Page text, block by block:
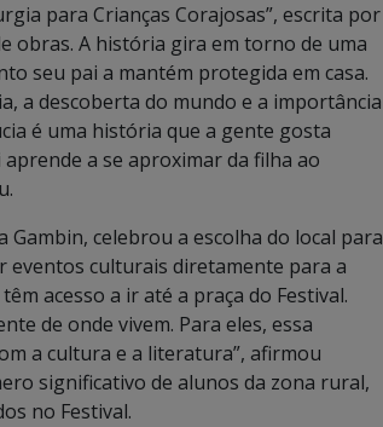
para Crianças Corajosas”, escrita por
obras. A história gira em torno de uma
seu pai a mantém protegida em casa.
a descoberta do mundo e a importância
é uma história que a gente gosta
a se aproximar da filha ao
celebrou a escolha do local para
eventos culturais diretamente para a
acesso a ir até a praça do Festival.
de onde vivem. Para eles, essa
a cultura e a literatura”, afirmou
significativo de alunos da zona rural,
no Festival.